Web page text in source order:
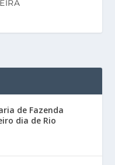
de Fazenda
dia de Rio